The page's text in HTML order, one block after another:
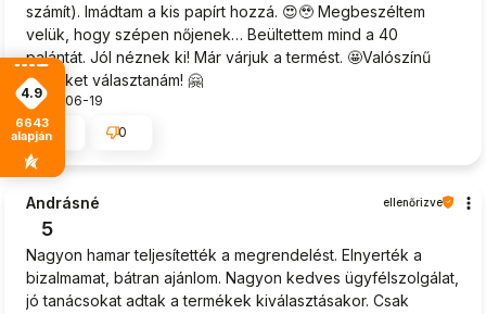
számít). Imádtam a kis papírt hozzá. 😍🥹 Megbeszéltem
velük, hogy szépen nőjenek… Beültettem mind a 40
palántát. Jól néznek ki! Már várjuk a termést. 🤩Valószínű
újra őket választanám! 🤗
2026-06-19
0
0
Andrásné ellenőrizve
5
Nagyon hamar teljesítették a megrendelést. Elnyerték a
bizalmamat, bátran ajánlom. Nagyon kedves ügyfélszolgálat,
jó tanácsokat adtak a termékek kiválasztásakor. Csak
4.9
6643
alapján